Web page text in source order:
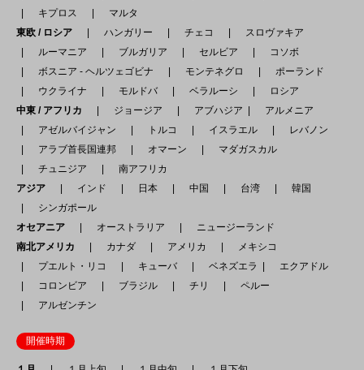
キプロス
マルタ
東欧 / ロシア
ハンガリー チェコ
スロヴァキア
ルーマニア
ブルガリア セルビア
コソボ
ボスニア - ヘルツェゴビナ
モンテネグロ
ポーランド
ウクライナ
モルドバ ベラルーシ
ロシア
中東 / アフリカ
ジョージア アブハジア
アルメニア
アゼルバイジャン
トルコ イスラエル
レバノン
アラブ首長国連邦
オマーン
マダガスカル
チュニジア
南アフリカ
アジア
インド 日本 中国 台湾
韓国
シンガポール
オセアニア
オーストラリア
ニュージーランド
南北アメリカ
カナダ アメリカ
メキシコ
プエルト・リコ
キューバ ベネズエラ
エクアドル
コロンビア
ブラジル チリ
ペルー
アルゼンチン
開催時期